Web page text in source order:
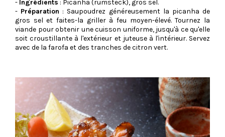
- Ingrédients : Picanha (rumsteck), gros sel.
- Préparation : Saupoudrez généreusement la picanha de
gros sel et faites-la griller à feu moyen-élevé. Tournez la
viande pour obtenir une cuisson uniforme, jusqu'à ce qu'elle
soit croustillante à l'extérieur et juteuse à l'intérieur. Servez
avec de la farofa et des tranches de citron vert.